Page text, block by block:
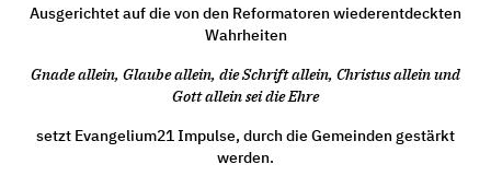
Ausgerichtet auf die von den Reformatoren wiederentdeckten
Wahrheiten
Gnade allein, Glaube allein, die Schrift allein, Christus allein und
Gott allein sei die Ehre
setzt Evangelium21 Impulse, durch die Gemeinden gestärkt
werden.